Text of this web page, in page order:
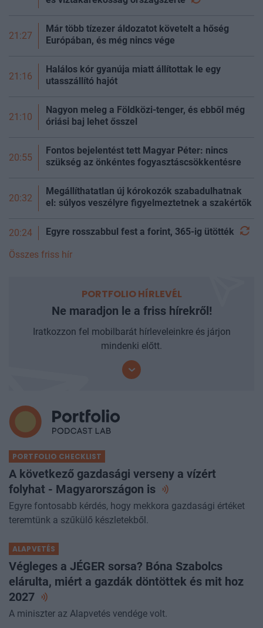
21:27
Már több tízezer áldozatot követelt a hőség
Európában, és még nincs vége
21:16
Halálos kór gyanúja miatt állítottak le egy
utasszállító hajót
21:10
Nagyon meleg a Földközi-tenger, és ebből még
óriási baj lehet ősszel
20:55
Fontos bejelentést tett Magyar Péter: nincs
szükség az önkéntes fogyasztáscsökkentésre
20:32
Megállíthatatlan új kórokozók szabadulhatnak
el: súlyos veszélyre figyelmeztetnek a szakértők
20:24 Egyre rosszabbul fest a forint, 365-ig ütötték
Összes friss hír
PORTFOLIO HÍRLEVÉL
Ne maradjon le a friss hírekről!
Iratkozzon fel mobilbarát hírleveleinkre és járjon
mindenki előtt.
PORTFOLIO CHECKLIST
A következő gazdasági verseny a vízért
folyhat - Magyarországon is
Egyre fontosabb kérdés, hogy mekkora gazdasági értéket
teremtünk a szűkülő készletekből.
ALAPVETÉS
Végleges a JÉGER sorsa? Bóna Szabolcs
elárulta, miért a gazdák döntöttek és mit hoz
2027
A miniszter az Alapvetés vendége volt.